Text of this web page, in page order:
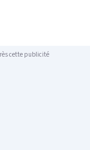
cette publicité